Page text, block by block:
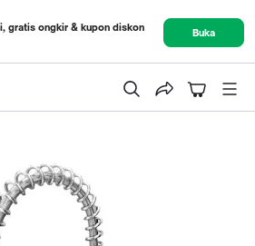
gratis ongkir & kupon diskon
Buka